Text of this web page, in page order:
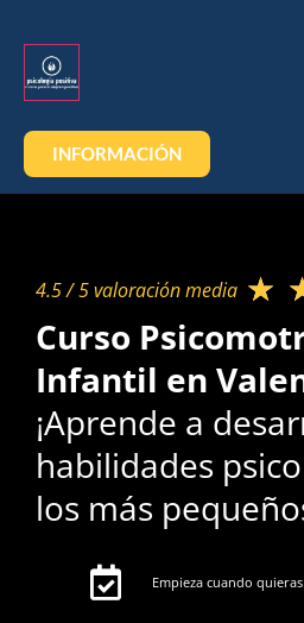
INFORMACIÓN
4.5 / 5 valoración media​ ★
Curso
Infantil en
¡Aprende a
habilidades
los más
Empieza cuando quieras.